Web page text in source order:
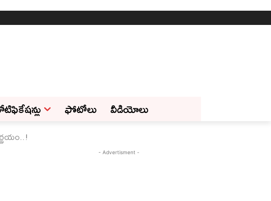
ఫోటోలు వీడియోలు
- Advertisment -